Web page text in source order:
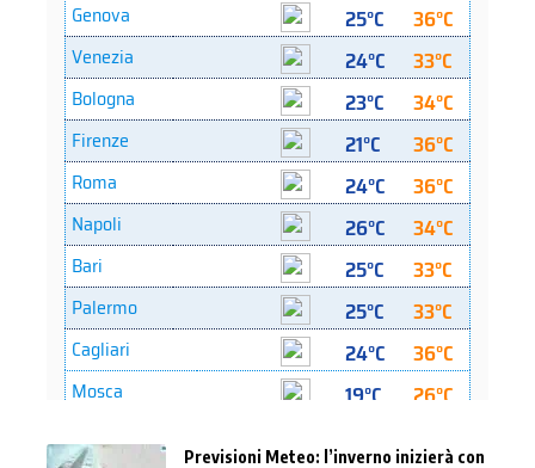
Previsioni Meteo: l’inverno inizierà con